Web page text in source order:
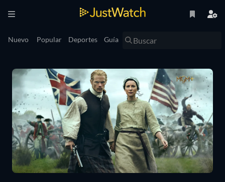
Nuevo Popular Deportes Guía